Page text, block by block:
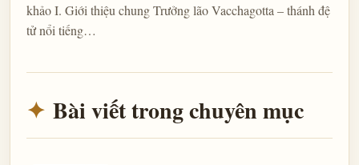
khảo I. Giới thiệu chung Trưởng lão Vacchagotta – thánh đệ
tử nổi tiếng…
Bài viết trong chuyên mục